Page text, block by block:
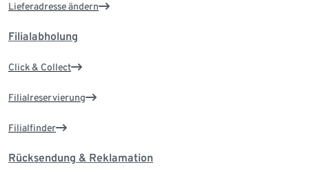
Lieferadresse ändern
Filialabholung
Click & Collect
Filialreservierung
Filialfinder
Rücksendung & Reklamation